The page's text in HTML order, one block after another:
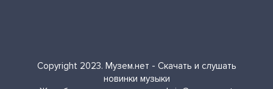
Copyright 2023. Музем.нет - Скачать и слушать
новинки музыки